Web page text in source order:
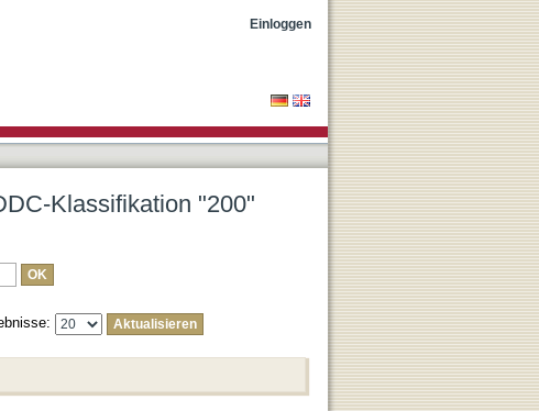
Einloggen
Klassifikation "200"